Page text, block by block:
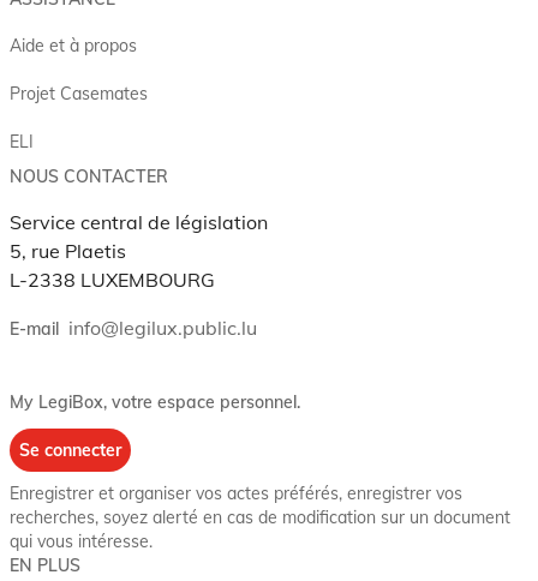
Aide et à propos
Projet Casemates
ELI
NOUS CONTACTER
Service central de législation
5, rue Plaetis
L-2338 LUXEMBOURG
E-mail info@legilux.public.lu
My LegiBox, votre espace personnel.
Se connecter
Enregistrer et organiser vos actes préférés, enregistrer vos
recherches, soyez alerté en cas de modification sur un document
qui vous intéresse.
EN PLUS